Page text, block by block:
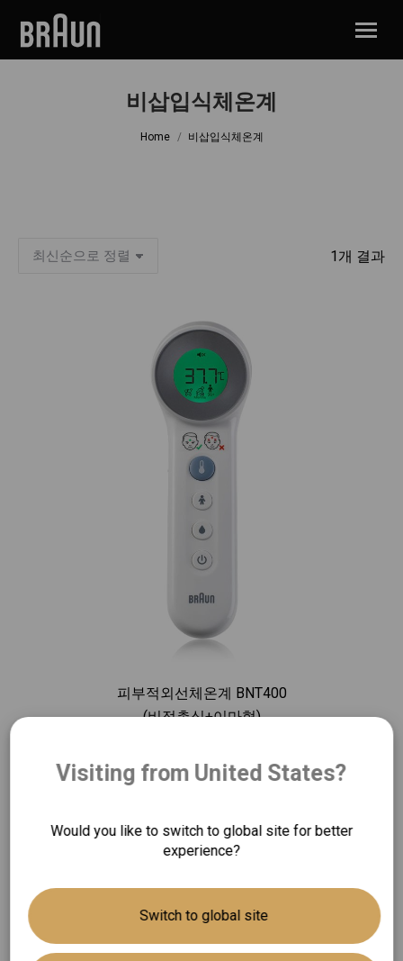
비삽입식체온계
You are here:
Home 비삽입식체온계
1개 결과
피부적외선체온계 BNT400
(비접촉식+이마형)
귀적외선체온계 (4)
일회용 렌즈필터
Visiting from United States?
Would you like to switch to global site for better
experience?
Switch to global site